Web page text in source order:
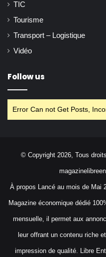
TIC
Tourisme
Transport – Logistique
Vidéo
Follow us
Error Can not Get Posts,
© Copyright 2026, Tous
À propos Lancé au mois de Mai
Magazine économique dédié
mensuelle, il permet aux
leur offrant un contenu riche
impression de qualité. Libre